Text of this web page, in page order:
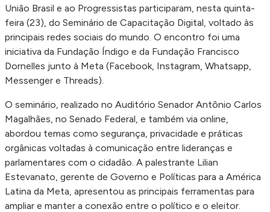
União Brasil e ao Progressistas participaram, nesta quinta-
feira (23), do Seminário de Capacitação Digital, voltado às
principais redes sociais do mundo. O encontro foi uma
iniciativa da Fundação Índigo e da Fundação Francisco
Dornelles junto à Meta (Facebook, Instagram, Whatsapp,
Messenger e Threads).
O seminário, realizado no Auditório Senador Antônio Carlos
Magalhães, no Senado Federal, e também via online,
abordou temas como segurança, privacidade e práticas
orgânicas voltadas à comunicação entre lideranças e
parlamentares com o cidadão. A palestrante Lilian
Estevanato, gerente de Governo e Políticas para a América
Latina da Meta, apresentou as principais ferramentas para
ampliar e manter a conexão entre o político e o eleitor.